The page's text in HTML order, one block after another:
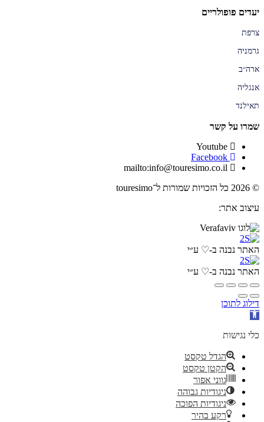
יעדים פופולריים
צרפת
גרמניה
ארה״ב
אנגליה
תאילנד
שמרו על קשר
Youtube
Facebook
mailto:info@touresimo.co.il
© 2026 כל הזכויות שמורות ל־touresimo
עיצוב אתר:
האתר נבנה ב-♡ ע״י
האתר נבנה ב-♡ ע״י
דילוג לתוכן
פתח
נגישות
כלי נגישות
הגדל טקסט
הקטן טקסט
גווני אפור
ניגודיות גבוהה
ניגודיות הפוכה
רקע בהיר